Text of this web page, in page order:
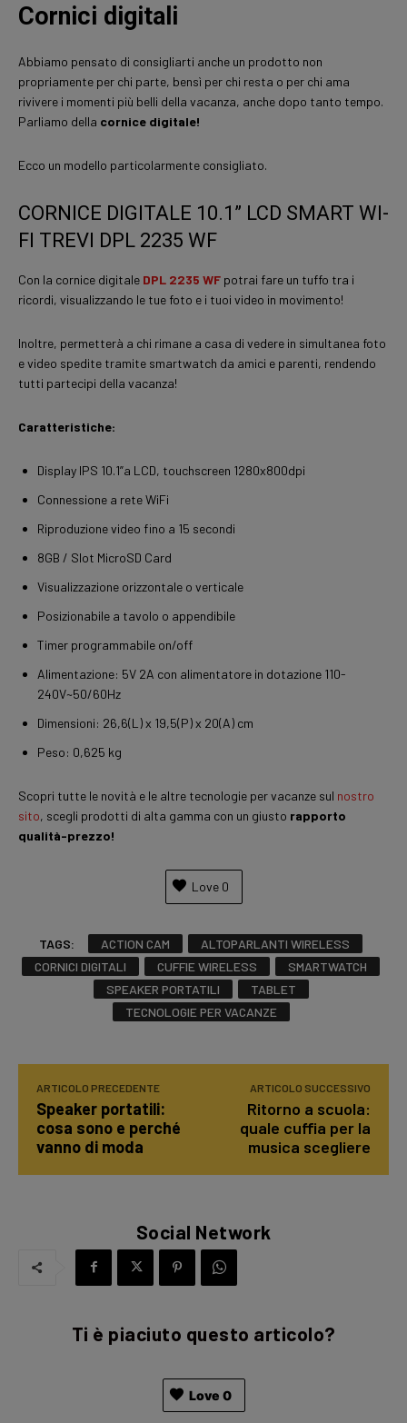
Social Network
Ti è piaciuto questo articolo?
Love 0
Cornici digitali
Abbiamo pensato di consigliarti anche un prodotto non
propriamente per chi parte, bensì per chi resta o per chi ama
rivivere i momenti più belli della vacanza, anche dopo tanto tempo.
Parliamo della cornice digitale!
Ecco un modello particolarmente consigliato.
CORNICE DIGITALE 10.1” LCD SMART WI-
FI TREVI DPL 2235 WF
Con la cornice digitale DPL 2235 WF potrai fare un tuffo tra i
ricordi, visualizzando le tue foto e i tuoi video in movimento!
Inoltre, permetterà a chi rimane a casa di vedere in simultanea foto
e video spedite tramite smartwatch da amici e parenti, rendendo
tutti partecipi della vacanza!
Caratteristiche:
Display IPS 10.1”a LCD, touchscreen 1280x800dpi
Connessione a rete WiFi
Riproduzione video fino a 15 secondi
8GB / Slot MicroSD Card
Visualizzazione orizzontale o verticale
Posizionabile a tavolo o appendibile
Timer programmabile on/off
Alimentazione: 5V 2A con alimentatore in dotazione 110-
240V~50/60Hz
Dimensioni: 26,6(L) x 19,5(P) x 20(A) cm
Peso: 0,625 kg
Scopri tutte le novità e le altre tecnologie per vacanze sul nostro
sito, scegli prodotti di alta gamma con un giusto rapporto
qualità-prezzo!
Love 0
TAGS: ACTION CAM
ALTOPARLANTI WIRELESS
CORNICI DIGITALI
CUFFIE WIRELESS
SMARTWATCH
SPEAKER PORTATILI
TABLET
TECNOLOGIE PER VACANZE
ARTICOLO PRECEDENTE
Speaker portatili:
cosa sono e perché
vanno di moda
ARTICOLO SUCCESSIVO
Ritorno a scuola:
quale cuffia per la
musica scegliere